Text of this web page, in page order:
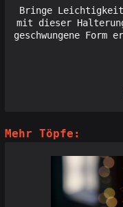
Bringe
mit dieser
geschwungene Form
Mehr Töpfe: